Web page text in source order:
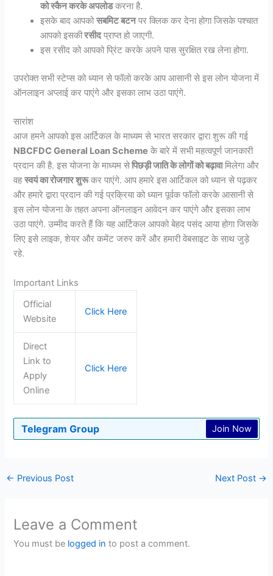
को स्कैन करके अपलोडकरना है.
इसके बाद आपकोसबमिट बटनपर क्लिक कर देना होगा जिसके पश्चात
आपको इसकीरसीदप्राप्त हो जाएगी.
इस रसीद को आपको प्रिंट करके अपने पास सुरक्षित रख लेना होगा.
उपरोक्त सभी स्टेप्स को ध्यान से फॉलो करके आप आसानी से इस लोन योजना में
ऑनलाइन अप्लाई कर पाएंगे और इसका लाभ उठा पाएंगे.
सारांश
आज हमने आपको इस आर्टिकल के माध्यम से भारत सरकार द्वारा शुरू की गई
NBCFDC General Loan Scheme के बारे में सभी महत्वपूर्ण जानकारी
प्रदान की है. इस योजना के माध्यम सेपिछड़ी जाति के लोगों को बढ़ावामिलेगा और
वहस्वयं का रोजगार शुरूकर पाएंगे. आप हमारे इस आर्टिकल को ध्यान से पढ़कर
और हमारे द्वारा प्रदान की गई प्रक्रिया को ध्यान पूर्वक फॉलो करके आसानी से
इस लोन योजना के तहत अपना ऑनलाइन आवेदन कर पाएंगे और इसका लाभ
उठा पाएंगे. उम्मीद करते हैं कि यह आर्टिकल आपको बेहद पसंद आया होगा जिसके
लिए इसे लाइक, शेयर और कमेंट जरुर करें और हमारी वेबसाइट के साथ जुड़े
रहे.
Important Links
Official
Website
Click Here
Direct
Link to
Apply
Online
Click Here
Telegram Group Join Now
← Previous Post Next Post →
Leave a Comment
You must be logged in to post a comment.